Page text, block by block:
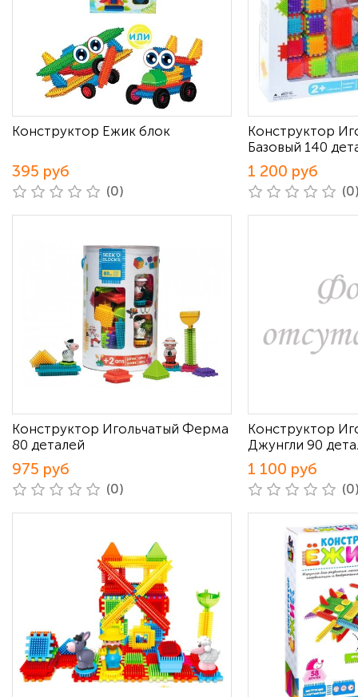
Конструктор Ежик блок
395 руб
(0)
Конструктор
Базовый 140
1 200 руб
Конструктор Игольчатый Ферма
80 деталей
975 руб
(0)
Конструктор
Джунгли 90
1 100 руб